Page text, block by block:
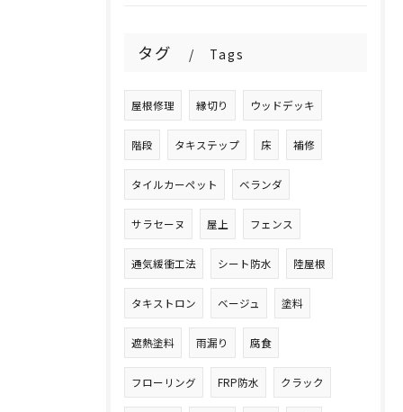
タグ Tags
屋根修理 縁切り ウッドデッキ
階段 タキステップ 床 補修
タイルカーペット ベランダ
サラセーヌ 屋上 フェンス
通気緩衝工法 シート防水 陸屋根
タキストロン ベージュ 塗料
遮熱塗料 雨漏り 腐食
フローリング FRP防水 クラック